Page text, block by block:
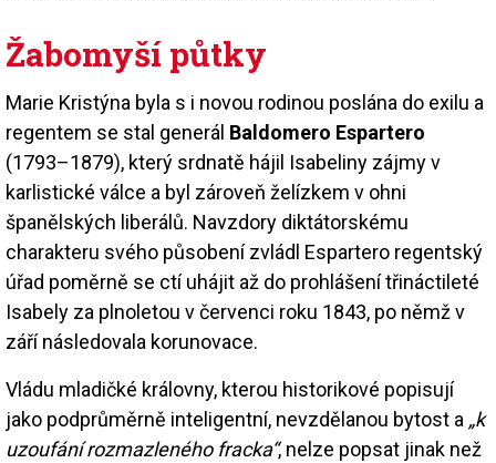
Žabomyší půtky
Marie Kristýna byla s i novou rodinou poslána do exilu a
regentem se stal generál Baldomero Espartero
(1793–1879), který srdnatě hájil Isabeliny zájmy v
karlistické válce a byl zároveň želízkem v ohni
španělských liberálů. Navzdory diktátorskému
charakteru svého působení zvládl Espartero regentský
úřad poměrně se ctí uhájit až do prohlášení třináctileté
Isabely za plnoletou v červenci roku 1843, po němž v
září následovala korunovace.
Vládu mladičké královny, kterou historikové popisují
jako podprůměrně inteligentní, nevzdělanou bytost a „k
uzoufání rozmazleného fracka“, nelze popsat jinak než